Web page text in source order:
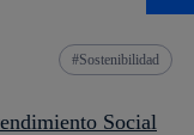
Sostenibilidad
Social